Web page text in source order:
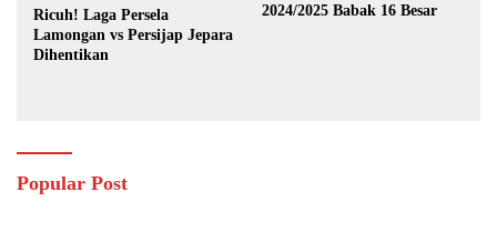
Ricuh! Laga Persela
Lamongan vs Persijap Jepara
Dihentikan
2024/2025 Babak 16 Besar
Popular Post